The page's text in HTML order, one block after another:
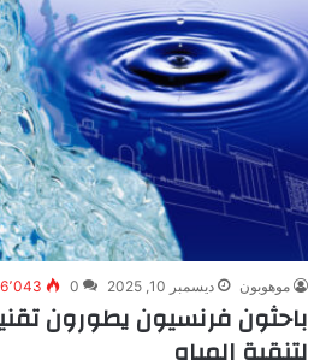
موهوبون ديسمبر 10, 2025 0 6٬043
باحثون فرنسيون يطورون